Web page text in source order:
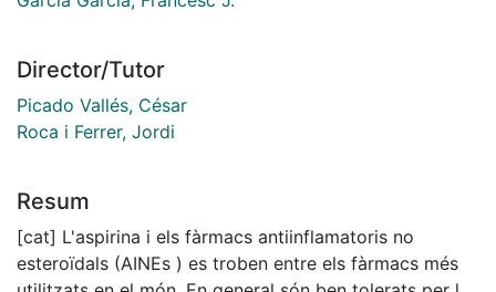
Director/Tutor
Picado Vallés, César
Roca i Ferrer, Jordi
Resum
[cat] L'aspirina i els fàrmacs antiinflamatoris no
esteroïdals (AINEs ) es troben entre els fàrmacs més